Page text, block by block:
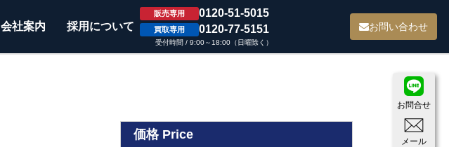
会社案内 採用について
販売専用 0120-51-5015
買取専用 0120-77-5151
受付時間 / 9:00～18:00（日曜除く）
お問い合わせ
お問合せ
メール
価格Price